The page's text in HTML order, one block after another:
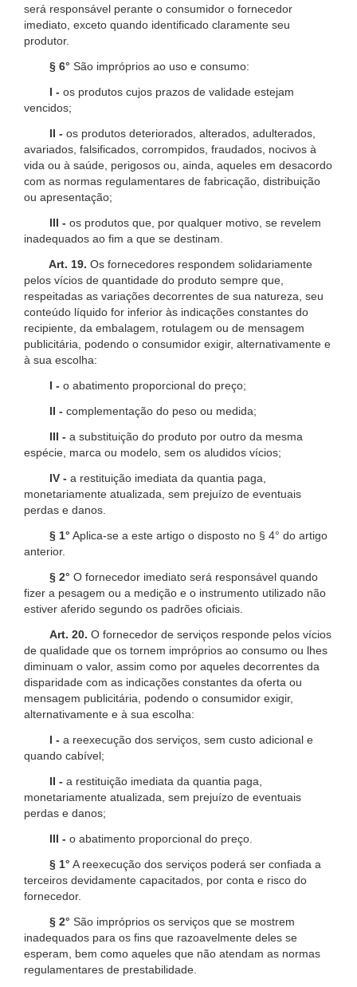
será responsável perante o consumidor o fornecedor
imediato, exceto quando identificado claramente seu
produtor.
§ 6° São impróprios ao uso e consumo:
I - os produtos cujos prazos de validade estejam
vencidos;
II - os produtos deteriorados, alterados, adulterados,
avariados, falsificados, corrompidos, fraudados, nocivos à
vida ou à saúde, perigosos ou, ainda, aqueles em desacordo
com as normas regulamentares de fabricação, distribuição
ou apresentação;
III - os produtos que, por qualquer motivo, se revelem
inadequados ao fim a que se destinam.
Art. 19. Os fornecedores respondem solidariamente
pelos vícios de quantidade do produto sempre que,
respeitadas as variações decorrentes de sua natureza, seu
conteúdo líquido for inferior às indicações constantes do
recipiente, da embalagem, rotulagem ou de mensagem
publicitária, podendo o consumidor exigir, alternativamente e
à sua escolha:
I - o abatimento proporcional do preço;
II - complementação do peso ou medida;
III - a substituição do produto por outro da mesma
espécie, marca ou modelo, sem os aludidos vícios;
IV - a restituição imediata da quantia paga,
monetariamente atualizada, sem prejuízo de eventuais
perdas e danos.
§ 1° Aplica-se a este artigo o disposto no § 4° do artigo
anterior.
§ 2° O fornecedor imediato será responsável quando
fizer a pesagem ou a medição e o instrumento utilizado não
estiver aferido segundo os padrões oficiais.
Art. 20. O fornecedor de serviços responde pelos vícios
de qualidade que os tornem impróprios ao consumo ou lhes
diminuam o valor, assim como por aqueles decorrentes da
disparidade com as indicações constantes da oferta ou
mensagem publicitária, podendo o consumidor exigir,
alternativamente e à sua escolha:
I - a reexecução dos serviços, sem custo adicional e
quando cabível;
II - a restituição imediata da quantia paga,
monetariamente atualizada, sem prejuízo de eventuais
perdas e danos;
III - o abatimento proporcional do preço.
§ 1° A reexecução dos serviços poderá ser confiada a
terceiros devidamente capacitados, por conta e risco do
fornecedor.
§ 2° São impróprios os serviços que se mostrem
inadequados para os fins que razoavelmente deles se
esperam, bem como aqueles que não atendam as normas
regulamentares de prestabilidade.